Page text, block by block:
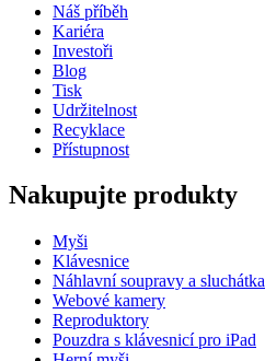
Náš příběh
Kariéra
Investoři
Blog
Tisk
Udržitelnost
Recyklace
Přístupnost
Nakupujte produkty
Myši
Klávesnice
Náhlavní soupravy a sluchátka
Webové kamery
Reproduktory
Pouzdra s klávesnicí pro iPad